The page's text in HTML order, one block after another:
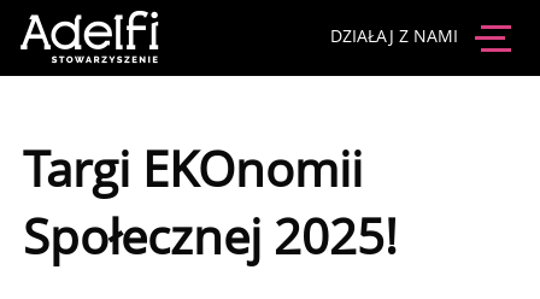
DZIAŁAJ Z NAMI
Targi EKOnomii
Społecznej 2025!